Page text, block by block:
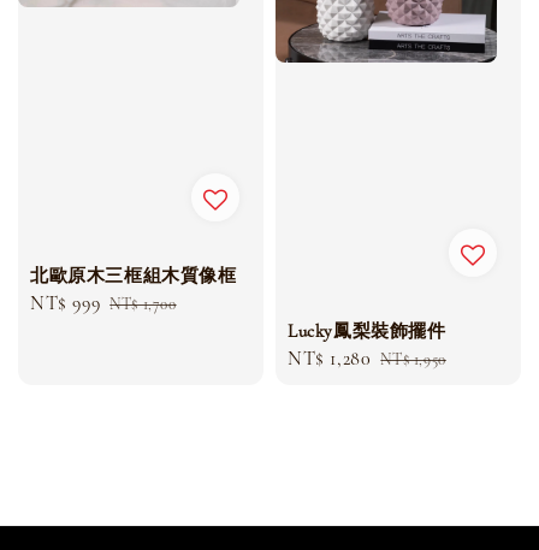
北歐原木三框組木質像框
Sale
NT$ 999 Regular
NT$ 1,700
Lucky鳳梨裝飾擺件
Sale
NT$ 1,280 Regular
NT$ 1,950